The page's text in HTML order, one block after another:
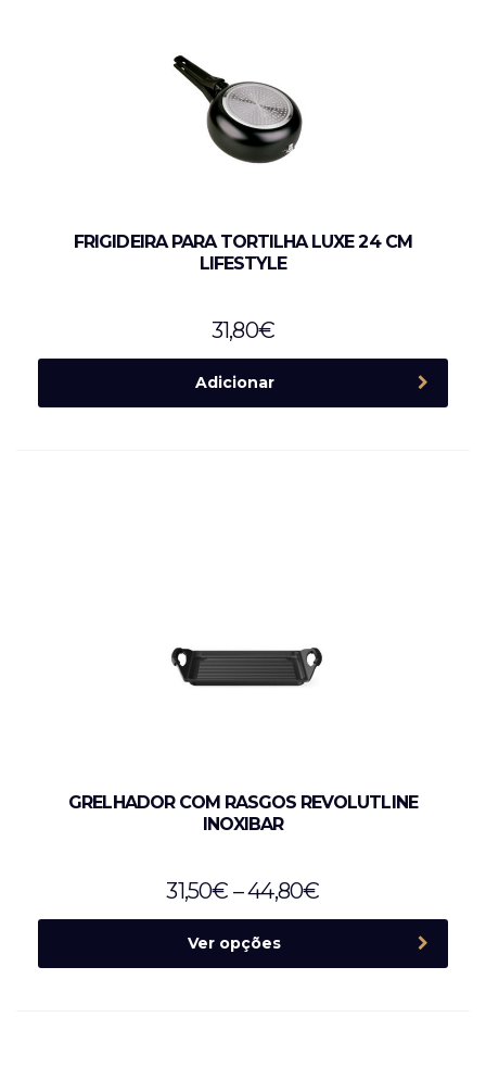
FRIGIDEIRA PARA TORTILHA LUXE 24 CM
LIFESTYLE
31,80€
Adicionar
GRELHADOR COM RASGOS REVOLUTLINE
INOXIBAR
31,50€ –44,80€
Ver opções